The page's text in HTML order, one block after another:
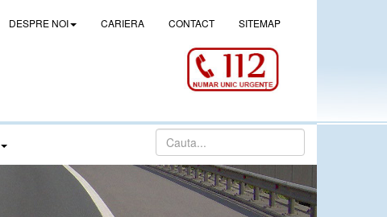
DESPRE NOI CARIERA CONTACT SITEMAP